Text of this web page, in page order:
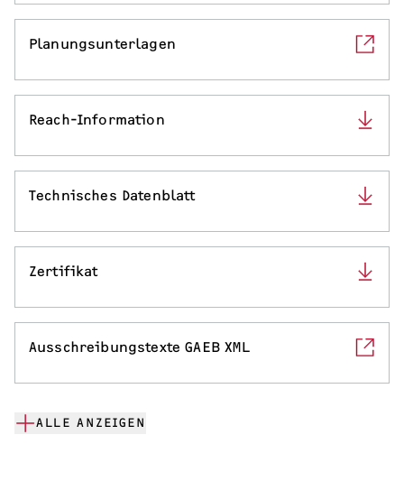
Planungsunterlagen
Reach-Information
Technisches Datenblatt
Zertifikat
Ausschreibungstexte GAEB XML
ALLE ANZEIGEN